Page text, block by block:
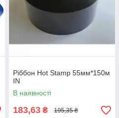
Ріббон Hot Stamp 55мм*150м
IN
В наявності
183,63 ₴ 195,35 ₴